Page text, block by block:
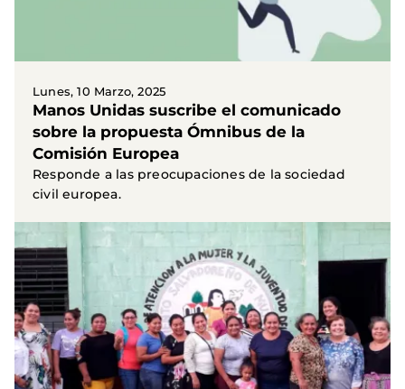
Lunes, 10 Marzo, 2025
Manos Unidas suscribe el comunicado
sobre la propuesta Ómnibus de la
Comisión Europea
Responde a las preocupaciones de la sociedad
civil europea.